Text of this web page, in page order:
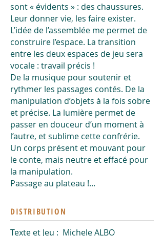
sont « évidents » : des chaussures.
Leur donner vie, les faire exister.
L’idée de l’assemblée me permet de
construire l’espace. La transition
entre les deux espaces de jeu sera
vocale : travail précis !
De la musique pour soutenir et
rythmer les passages contés. De la
manipulation d’objets à la fois sobre
et précise. La lumière permet de
passer en douceur d’un moment à
l’autre, et sublime cette confrérie.
Un corps présent et mouvant pour
le conte, mais neutre et effacé pour
la manipulation.
Passage au plateau !...
DISTRIBUTION
Texte et Jeu : Michele ALBO